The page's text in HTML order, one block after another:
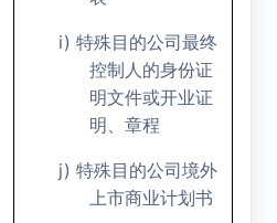
i) 特殊目的公司最终
控制人的身份证
明文件或开业证
明、章程
j) 特殊目的公司境外
上市商业计划书